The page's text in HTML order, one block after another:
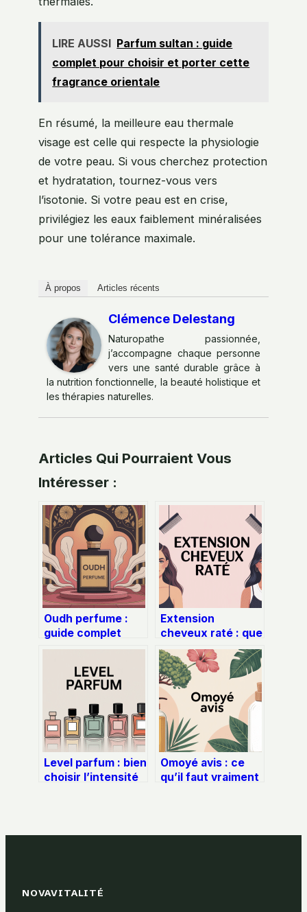
LIRE AUSSI Parfum sultan : guide
complet pour choisir et porter cette
fragrance orientale
En résumé, la meilleure eau thermale
visage est celle qui respecte la physiologie
de votre peau. Si vous cherchez protection
et hydratation, tournez-vous vers
l’isotonie. Si votre peau est en crise,
privilégiez les eaux faiblement minéralisées
pour une tolérance maximale.
À propos Articles récents
Clémence Delestang
Naturopathe passionnée,
j’accompagne chaque personne
vers une santé durable grâce à
la nutrition fonctionnelle, la beauté holistique et
les thérapies naturelles.
Articles Qui Pourraient Vous
Intéresser :
Oudh perfume :
guide complet
pour comprendre,
ce parfum
d’exception
Extension
cheveux raté : que
faire et comment
rattraper les
dégâts
Level parfum : bien
choisir l’intensité
Omoyé avis : ce
qu’il faut vraiment
NOVAVITALITÉ